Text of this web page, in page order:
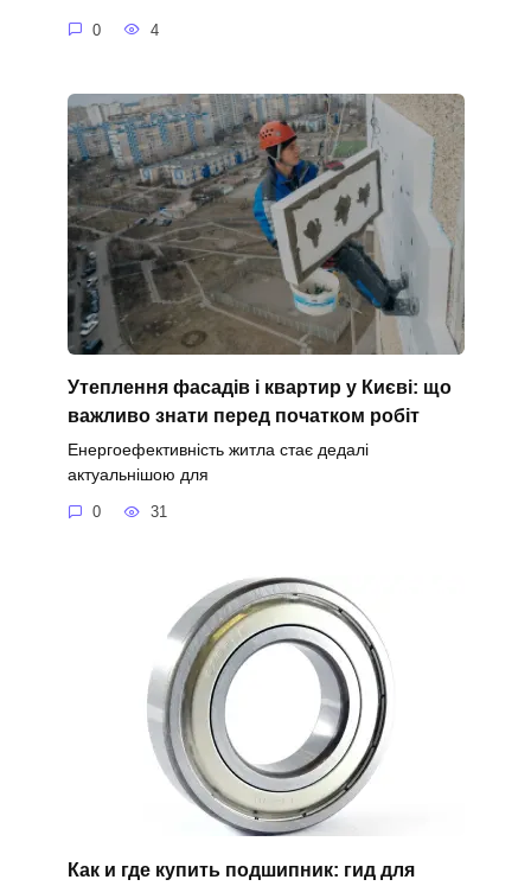
0 4
Утеплення фасадів і квартир у Києві: що
важливо знати перед початком робіт
Енергоефективність житла стає дедалі
актуальнішою для
0 31
Как и где купить подшипник: гид для